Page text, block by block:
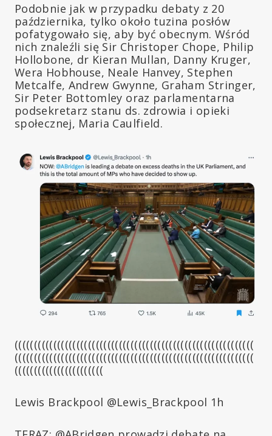
Podobnie jak w przypadku debaty z 20
października, tylko około tuzina posłów
pofatygowało się, aby być obecnym. Wśród
nich znaleźli się Sir Christoper Chope, Philip
Hollobone, dr Kieran Mullan, Danny Kruger,
Wera Hobhouse, Neale Hanvey, Stephen
Metcalfe, Andrew Gwynne, Graham Stringer,
Sir Peter Bottomley oraz parlamentarna
podsekretarz stanu ds. zdrowia i opieki
społecznej, Maria Caulfield.
((((((((((((((((((((((((((((((((((((((((((((((((((((((((((((((
((((((((((((((((((((((((((((((((((((((((((((((((((((((((((((((
(((((((((((((((((((((((
Lewis Brackpool @Lewis_Brackpool 1h